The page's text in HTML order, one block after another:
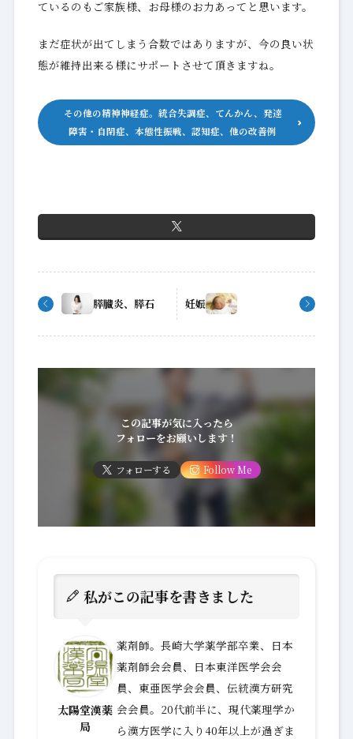
ているのもご家族様、お母様のお力あってと思います。
まだ症状が出てしまう合数ではありますが、今の良い状
態が維持出来る様にサポートさせて頂きますね。
その他の精神神経症。統合失調症、てんかん、発達
障害・自閉症、本態性振戦、認知症、他の改善例
膵臓炎、膵石 妊娠
この記事が気に入ったら
フォローをお願いします！
フォローする Follow Me
私がこの記事を書きました
太陽堂漢薬
局
薬剤師。長崎大学薬学部卒業、日本
薬剤師会会員、日本東洋医学会会
員、東亜医学会会員、伝統漢方研究
会会員。20代前半に、現代薬理学か
ら漢方医学に入り40年以上が過ぎま